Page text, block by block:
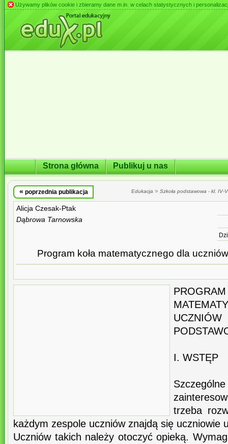
Używamy plików cookie i zbieramy dane m.in. w celach statystycznych i
Strona główna Publikuj u nas
« poprzednia publikacja Edukacja » Szkoła podstawowa - kl. IV-
Alicja Czesak-Ptak
Dąbrowa Tarnowska
Program koła matematycznego dla
I. WSTĘP
trzeba
każdym zespole uczniów znajdą się uczniowie
Uczniów takich należy otoczyć opieką.